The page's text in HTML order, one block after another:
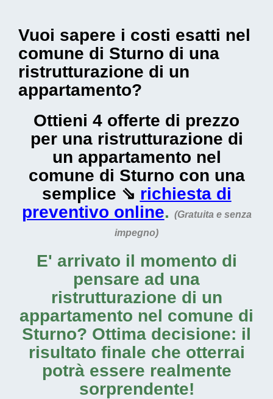
Vuoi sapere i costi esatti nel
comune di Sturno di una
ristrutturazione di un
appartamento?
Ottieni 4 offerte di prezzo
per una ristrutturazione di
un appartamento nel
comune di Sturno con una
semplice ⇘ richiesta di
preventivo online. (Gratuita e senza
impegno)
E' arrivato il momento di
pensare ad una
ristrutturazione di un
appartamento nel comune di
Sturno? Ottima decisione: il
risultato finale che otterrai
potrà essere realmente
sorprendente!